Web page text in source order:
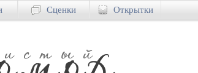
Сценки Открытки